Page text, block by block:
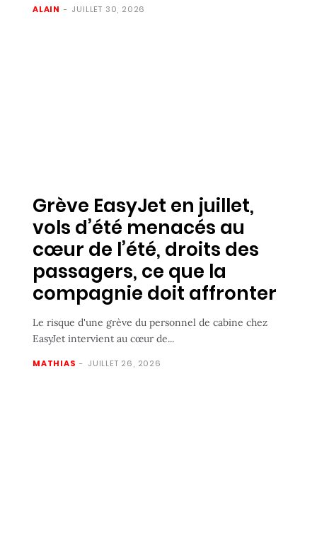
ALAIN - JUILLET 30, 2026
Grève EasyJet en juillet,
vols d’été menacés au
cœur de l’été, droits des
passagers, ce que la
compagnie doit affronter
Le risque d'une grève du personnel de cabine chez
EasyJet intervient au cœur de...
MATHIAS - JUILLET 26, 2026